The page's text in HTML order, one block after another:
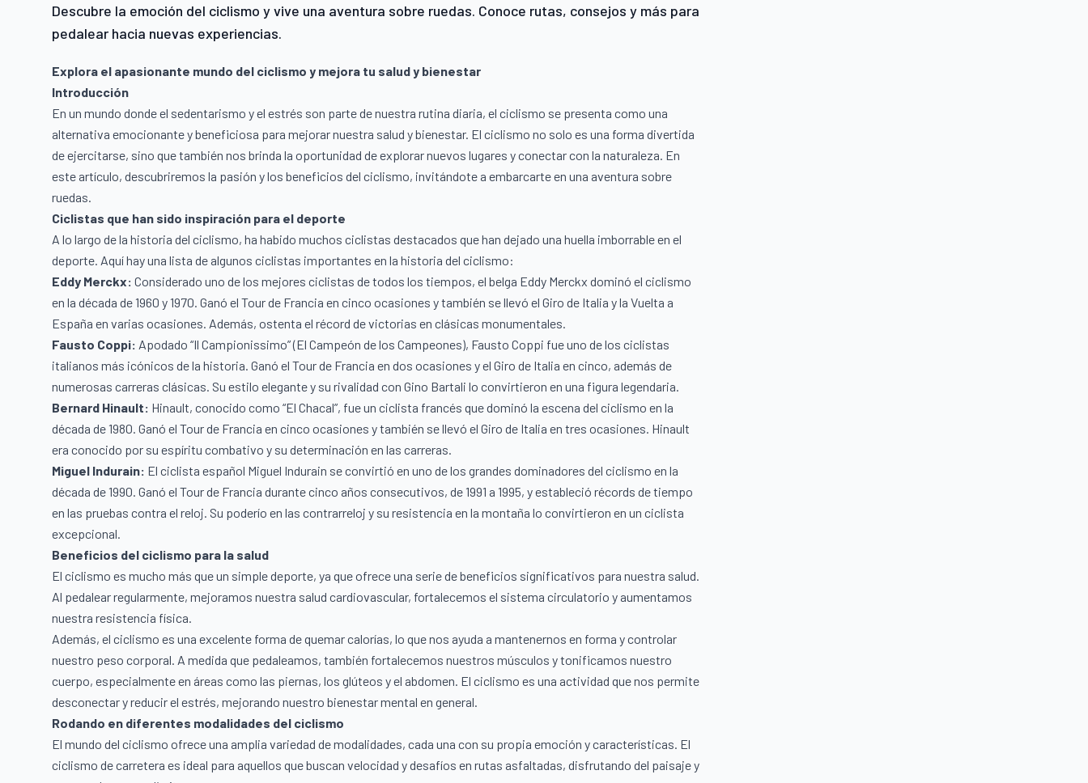
Descubre la emoción del ciclismo y vive una aventura sobre ruedas. Conoce rutas, consejos y más para
pedalear hacia nuevas experiencias.
Explora el apasionante mundo del ciclismo y mejora tu salud y bienestar
Introducción
En un mundo donde el sedentarismo y el estrés son parte de nuestra rutina diaria, el ciclismo se presenta como una
alternativa emocionante y beneficiosa para mejorar nuestra salud y bienestar. El ciclismo no solo es una forma divertida
de ejercitarse, sino que también nos brinda la oportunidad de explorar nuevos lugares y conectar con la naturaleza. En
este artículo, descubriremos la pasión y los beneficios del ciclismo, invitándote a embarcarte en una aventura sobre
ruedas.
Ciclistas que han sido inspiración para el deporte
A lo largo de la historia del ciclismo, ha habido muchos ciclistas destacados que han dejado una huella imborrable en el
deporte. Aquí hay una lista de algunos ciclistas importantes en la historia del ciclismo:
Eddy Merckx: Considerado uno de los mejores ciclistas de todos los tiempos, el belga Eddy Merckx dominó el ciclismo
en la década de 1960 y 1970. Ganó el Tour de Francia en cinco ocasiones y también se llevó el Giro de Italia y la Vuelta a
España en varias ocasiones. Además, ostenta el récord de victorias en clásicas monumentales.
Fausto Coppi: Apodado “Il Campionissimo” (El Campeón de los Campeones), Fausto Coppi fue uno de los ciclistas
italianos más icónicos de la historia. Ganó el Tour de Francia en dos ocasiones y el Giro de Italia en cinco, además de
numerosas carreras clásicas. Su estilo elegante y su rivalidad con Gino Bartali lo convirtieron en una figura legendaria.
Bernard Hinault: Hinault, conocido como “El Chacal”, fue un ciclista francés que dominó la escena del ciclismo en la
década de 1980. Ganó el Tour de Francia en cinco ocasiones y también se llevó el Giro de Italia en tres ocasiones. Hinault
era conocido por su espíritu combativo y su determinación en las carreras.
Miguel Indurain: El ciclista español Miguel Indurain se convirtió en uno de los grandes dominadores del ciclismo en la
década de 1990. Ganó el Tour de Francia durante cinco años consecutivos, de 1991 a 1995, y estableció récords de tiempo
en las pruebas contra el reloj. Su poderío en las contrarreloj y su resistencia en la montaña lo convirtieron en un ciclista
excepcional.
Beneficios del ciclismo para la salud
El ciclismo es mucho más que un simple deporte, ya que ofrece una serie de beneficios significativos para nuestra salud.
Al pedalear regularmente, mejoramos nuestra salud cardiovascular, fortalecemos el sistema circulatorio y aumentamos
nuestra resistencia física.
Además, el ciclismo es una excelente forma de quemar calorías, lo que nos ayuda a mantenernos en forma y controlar
nuestro peso corporal. A medida que pedaleamos, también fortalecemos nuestros músculos y tonificamos nuestro
cuerpo, especialmente en áreas como las piernas, los glúteos y el abdomen. El ciclismo es una actividad que nos permite
desconectar y reducir el estrés, mejorando nuestro bienestar mental en general.
Rodando en diferentes modalidades del ciclismo
El mundo del ciclismo ofrece una amplia variedad de modalidades, cada una con su propia emoción y características. El
ciclismo de carretera es ideal para aquellos que buscan velocidad y desafíos en rutas asfaltadas, disfrutando del paisaje y